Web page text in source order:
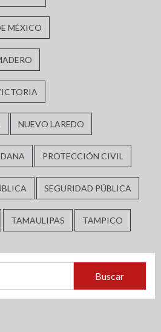
MÉXICO
NUEVO LAREDO
PROTECCIÓN CIVIL
SEGURIDAD PÚBLICA
TAMAULIPAS TAMPICO